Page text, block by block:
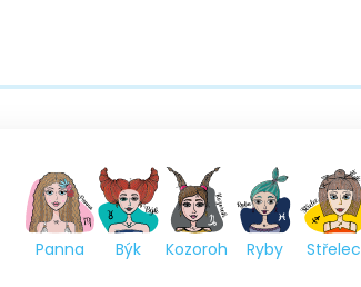
Panna Býk Kozoroh Ryby Střelec